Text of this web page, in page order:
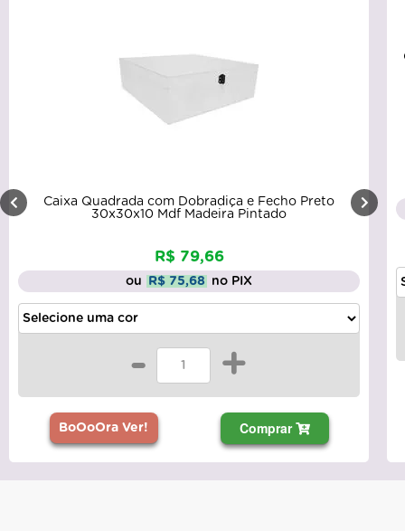
Caixa Quadrada com Dobradiça e Fecho Preto
30x30x10 Mdf Madeira Pintado
R$ 79,66
ou R$ 75,68 no PIX
- +
BoOoOra Ver! Comprar